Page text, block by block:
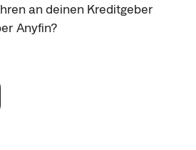
an deinen Kreditgeber
Anyfin?